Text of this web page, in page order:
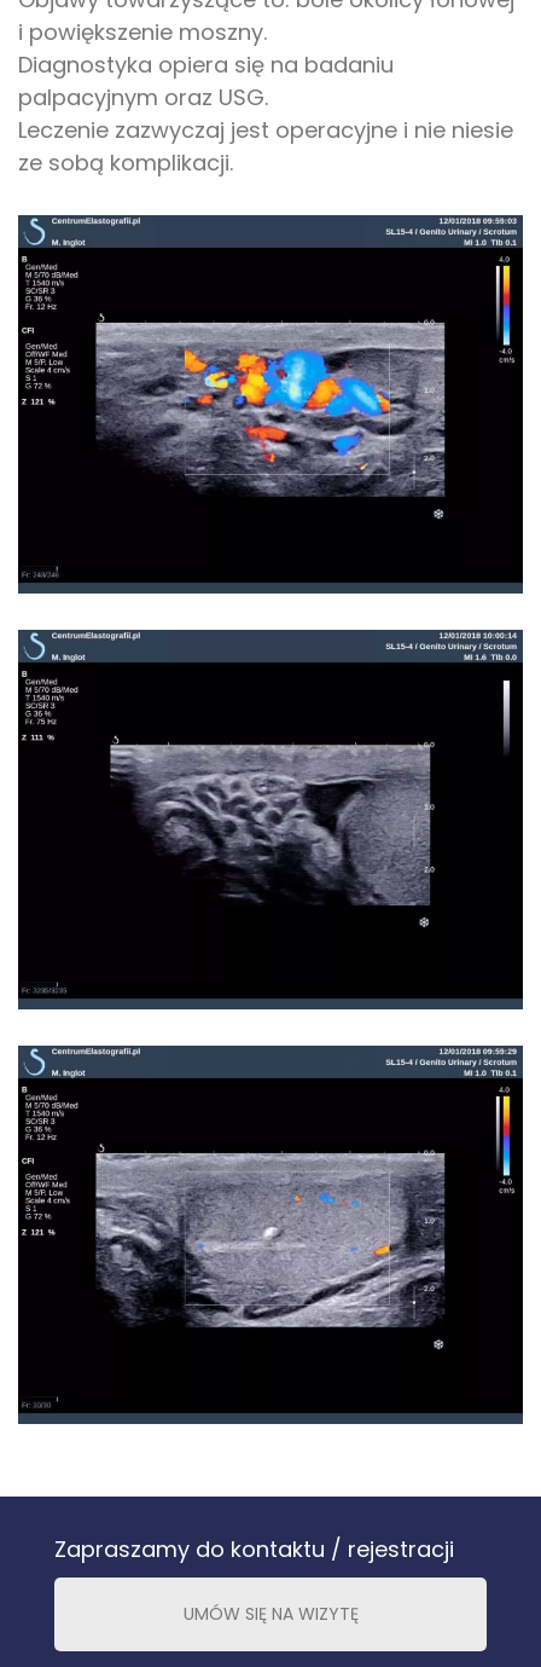
i powiększenie moszny.
Diagnostyka opiera się na badaniu
palpacyjnym oraz USG.
Leczenie zazwyczaj jest operacyjne i nie niesie
ze sobą komplikacji.
Zapraszamy do kontaktu / rejestracji
UMÓW SIĘ NA WIZYTĘ